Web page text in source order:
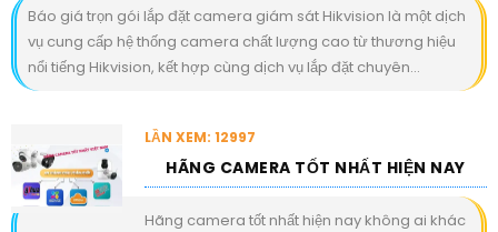
Báo giá trọn gói lắp đặt camera giám sát Hikvision là một dịch
vụ cung cấp hệ thống camera chất lượng cao từ thương hiệu
nổi tiếng Hikvision, kết hợp cùng dịch vụ lắp đặt chuyên...
LẦN XEM: 12997
HÃNG CAMERA TỐT NHẤT HIỆN NAY
Hãng camera tốt nhất hiện nay không ai khác